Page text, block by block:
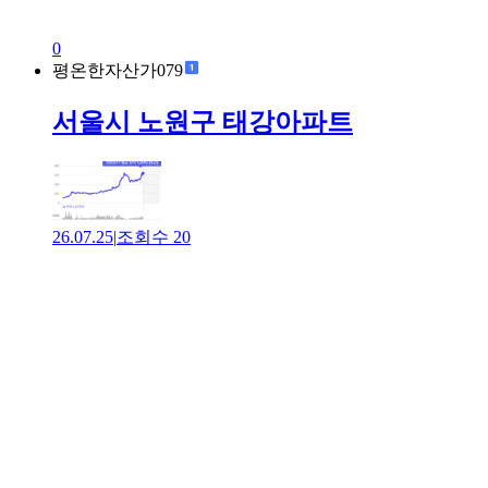
0
평온한자산가079
서울시 노원구 태강아파트
26.07.25|조회수 20